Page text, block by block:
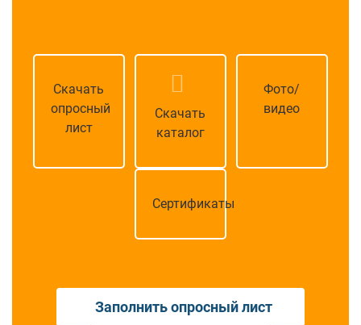
Скачать
опросный
лист
Скачать
каталог
Фото/
видео
Сертификаты
Заполнить опросный лист